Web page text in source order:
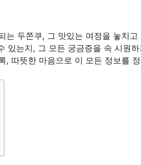
는 두쫀쿠, 그 맛있는 여정을 놓치고
있는지, 그 모든 궁금증을 속 시원
, 따뜻한 마음으로 이 모든 정보를